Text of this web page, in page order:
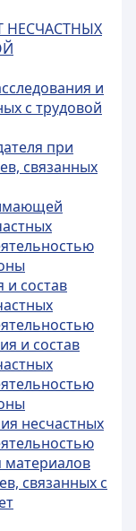
НЕСЧАСТНЫХ
и
с трудовой
при
связанных
и состав
и состав
несчастных
материалов
связанных с